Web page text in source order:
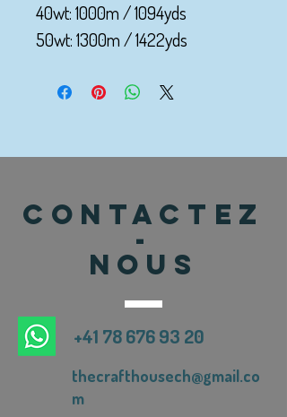
40wt: 1000m / 1094yds
50wt: 1300m / 1422yds
CONTACTEZ
-
NOUS
+41 78 676 93 20
thecrafthousech@gmail.co
m